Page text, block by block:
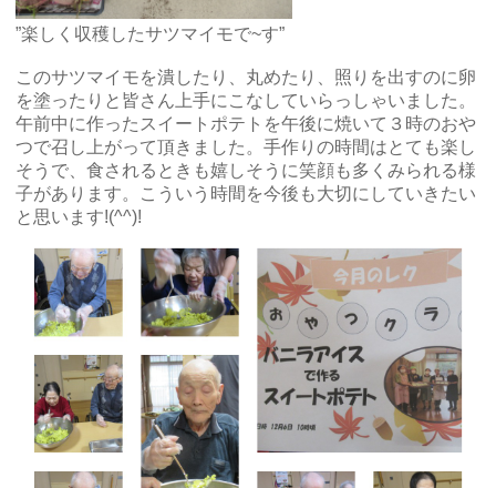
”楽しく収穫したサツマイモで~す”
このサツマイモを潰したり、丸めたり、照りを出すのに卵
を塗ったりと皆さん上手にこなしていらっしゃいました。
午前中に作ったスイートポテトを午後に焼いて３時のおや
つで召し上がって頂きました。手作りの時間はとても楽し
そうで、食されるときも嬉しそうに笑顔も多くみられる様
子があります。こういう時間を今後も大切にしていきたい
と思います!(^^)!